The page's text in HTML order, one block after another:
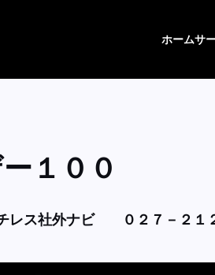
ホームサ
１００
レス社外ナビ ０２７－２１